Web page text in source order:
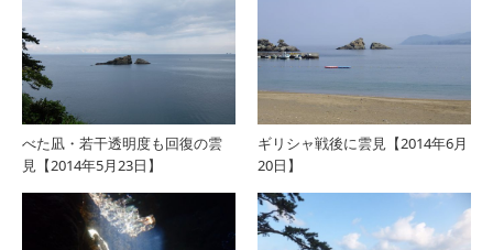
べた凪・若干透明度も回復の雲
見【2014年5月23日】
ギリシャ戦後に雲見【2014年6月
20日】